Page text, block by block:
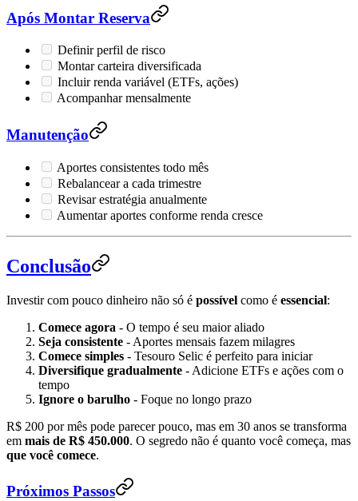
Após Montar Reserva
Definir perfil de risco
Montar carteira diversificada
Incluir renda variável (ETFs, ações)
Acompanhar mensalmente
Manutenção
Aportes consistentes todo mês
Rebalancear a cada trimestre
Revisar estratégia anualmente
Aumentar aportes conforme renda cresce
Conclusão
Investir com pouco dinheiro não só é possível como é essencial:
Comece agora - O tempo é seu maior aliado
Seja consistente - Aportes mensais fazem milagres
Comece simples - Tesouro Selic é perfeito para iniciar
Diversifique gradualmente - Adicione ETFs e ações com o
tempo
Ignore o barulho - Foque no longo prazo
R$ 200 por mês pode parecer pouco, mas em 30 anos se transforma
em mais de R$ 450.000. O segredo não é quanto você começa, mas
que você comece.
Próximos Passos